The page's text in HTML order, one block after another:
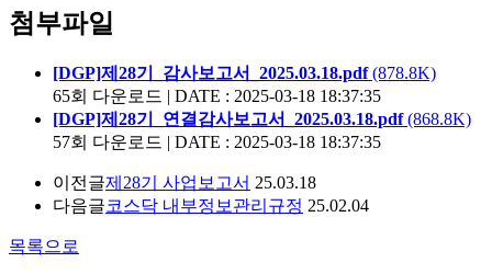
첨부파일
[DGP]제28기_감사보고서_2025.03.18.pdf(878.8K)
65회 다운로드 | DATE : 2025-03-18 18:37:35
[DGP]제28기_연결감사보고서_2025.03.18.pdf(868.8K)
57회 다운로드 | DATE : 2025-03-18 18:37:35
이전글제28기 사업보고서 25.03.18
다음글코스닥 내부정보관리규정 25.02.04
목록으로